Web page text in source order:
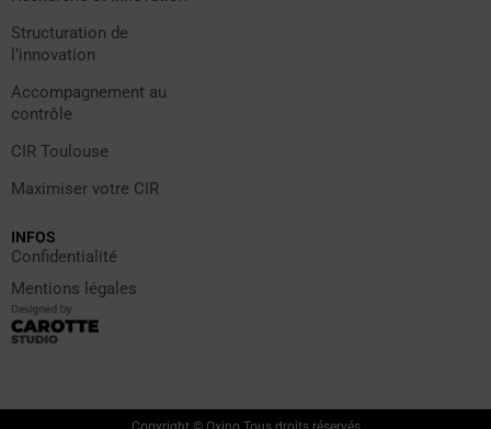
Structuration de
l’innovation
Accompagnement au
contrôle
CIR Toulouse
Maximiser votre CIR
INFOS
Confidentialité
Mentions légales